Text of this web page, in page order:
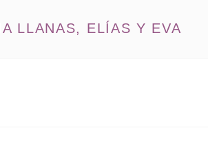
LLANAS, ELÍAS Y EVA